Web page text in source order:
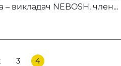
викладач NEBOSH, член...
3 4